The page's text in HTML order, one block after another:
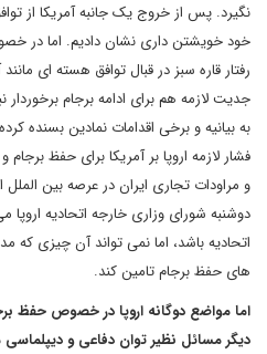
نگیرد. پس از خروج یک جانبه آمریکا از
خود خویشتن داری نشان دادیم. اما در
رفتار قاره سبز در قبال توافق هسته ای مانند
جدیت لازمه هم برای ادامه برجام
به بیانیه و برخی اقدامات نمادین بسنده
فشار لازمه اروپا بر آمریکا برای حفظ برجام
و مراودات تجاری ایران در عرصه بین
دوشنبه شورای وزاری خارجه اتحادیه اروپا
اتحادیه باشد، اما نمی تواند آن چیزی که
های حفظ برجام تامین کند.
اما مواضع دوگانه اروپا در خصوص حفظ
دیگر مسائل نظیر توان دفاعی و